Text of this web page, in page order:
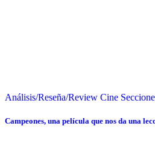
Análisis/Reseña/Review Cine
Campeones, una película que nos da una